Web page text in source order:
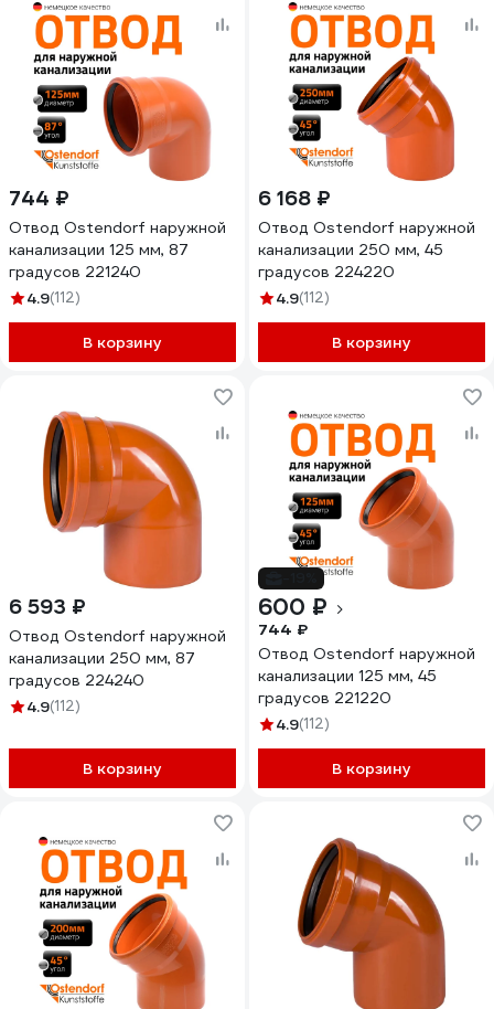
744 ₽
Отвод Ostendorf наружной
канализации 125 мм, 87
градусов 221240
4.9(112)
В корзину
6 168 ₽
Отвод Ostendorf наружной
канализации 250 мм, 45
градусов 224220
4.9(112)
В корзину
6 593 ₽
Отвод Ostendorf наружной
канализации 250 мм, 87
градусов 224240
4.9(112)
В корзину
600 ₽
744 ₽
Отвод Ostendorf наружной
канализации 125 мм, 45
градусов 221220
4.9(112)
В корзину